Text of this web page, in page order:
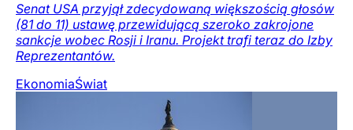
Senat USA przyjął zdecydowaną większością głosów
(81 do 11) ustawę przewidującą szeroko zakrojone
sankcje wobec Rosji i Iranu. Projekt trafi teraz do Izby
Reprezentantów.
EkonomiaŚwiat